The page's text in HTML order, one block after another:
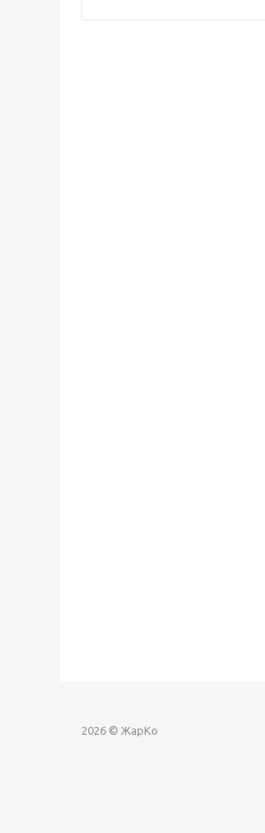
2026 © ЖарКо